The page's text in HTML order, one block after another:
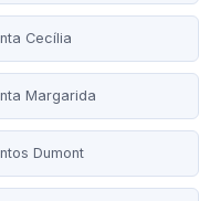
Cecília
Margarida
Dumont